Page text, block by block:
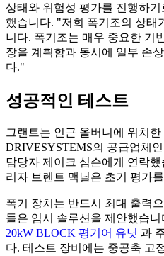
상태와 위험성 평가를 진행하
했습니다. "저희 폭기조의 상태
니다. 폭기조는 매우 중요한 기
장을 계획함과 동시에 일부 손
다."
성공적인 테스트
그랜트는 인근 올버니에 위치
DRIVESYSTEMS의 공급업체인
담당자 제이크 심슨에게 연락
리자 브렌트 맥닐은 초기 평가
폭기 장치는 반드시 최대 출력
들은 임시 솔루션을 제안했습
20kW BLOCK 평기어 유닛 과
다. 테스트 장비에는 중공축 고